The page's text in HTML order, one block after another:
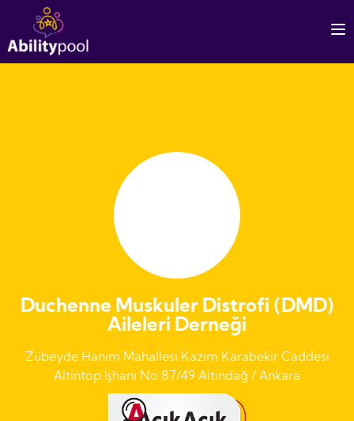
Duchenne Muskuler Distrofi (DMD)
Aileleri Derneği
Zübeyde Hanım Mahallesi Kazım Karabekir Caddesi
Altintop İşhanı No:87/49 Altındağ / Ankara